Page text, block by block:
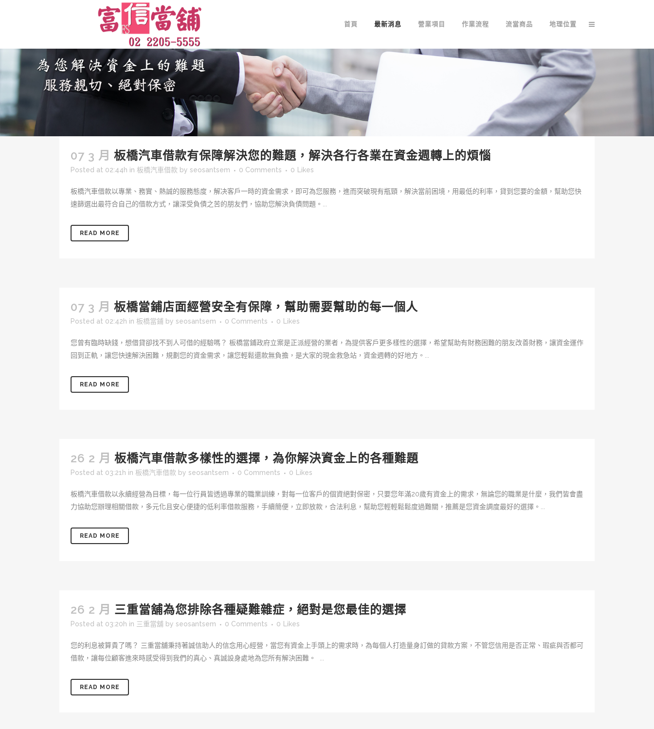
首頁 最新消息 營業項目 作業流程 流當商品 地理位置
07 3 月 板橋汽車借款有保障解決您的難題，解決各行各業在資金週轉上的煩惱
Posted at 02:44h in 板橋汽車借款 by seosantsem 0 Comments 0 Likes
板橋汽車借款以專業、務實、熱誠的服務態度，解决客戶一時的資金需求，即可為您服務，進而突破現有瓶頸，解決當前困境，用最低的利率，貸到您要的金額，幫助您快
速篩選出最符合自己的借款方式，讓深受負債之苦的朋友們，協助您解決負債問題。...
READ MORE
07 3 月 板橋當鋪店面經營安全有保障，幫助需要幫助的每一個人
Posted at 02:42h in 板橋當鋪 by seosantsem 0 Comments 0 Likes
您曾有臨時缺錢，想借貸卻找不到人可借的經驗嗎？ 板橋當鋪政府立案是正派經營的業者，為提供客戶更多樣性的選擇，希望幫助有財務困難的朋友改善財務，讓資金運作
回到正軌，讓您快速解決困難，規劃您的資金需求，讓您輕鬆還款無負擔，是大家的現金救急站，資金週轉的好地方。...
READ MORE
26 2 月 板橋汽車借款多樣性的選擇，為你解決資金上的各種難題
Posted at 03:21h in 板橋汽車借款 by seosantsem 0 Comments 0 Likes
板橋汽車借款以永續經營為目標，每一位行員皆透過專業的職業訓練，對每一位客戶的個資絕對保密，只要您年滿20歲有資金上的需求，無論您的職業是什麼，我們皆會盡
力協助您辦理相關借款，多元化且安心便捷的低利率借款服務，手續簡便，立即放款，合法利息，幫助您輕輕鬆鬆度過難關，推薦是您資金調度最好的選擇。...
READ MORE
26 2 月 三重當舖為您排除各種疑難雜症，絕對是您最佳的選擇
Posted at 03:20h in 三重當舖 by seosantsem 0 Comments 0 Likes
您的利息被算貴了嗎？ 三重當舖秉持著誠信助人的信念用心經營，當您有資金上手頭上的需求時，為每個人打造量身訂做的貸款方案，不管您信用是否正常、瑕疵與否都可
借款，讓每位顧客進來時感受得到我們的真心、真誠設身處地為您所有解決困難。 ...
READ MORE